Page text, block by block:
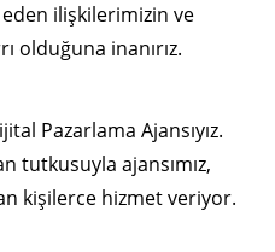
ilişkilerimizin ve
olduğuna inanırız.
Pazarlama Ajansıyız.
tutkusuyla ajansımız,
kişilerce hizmet veriyor.